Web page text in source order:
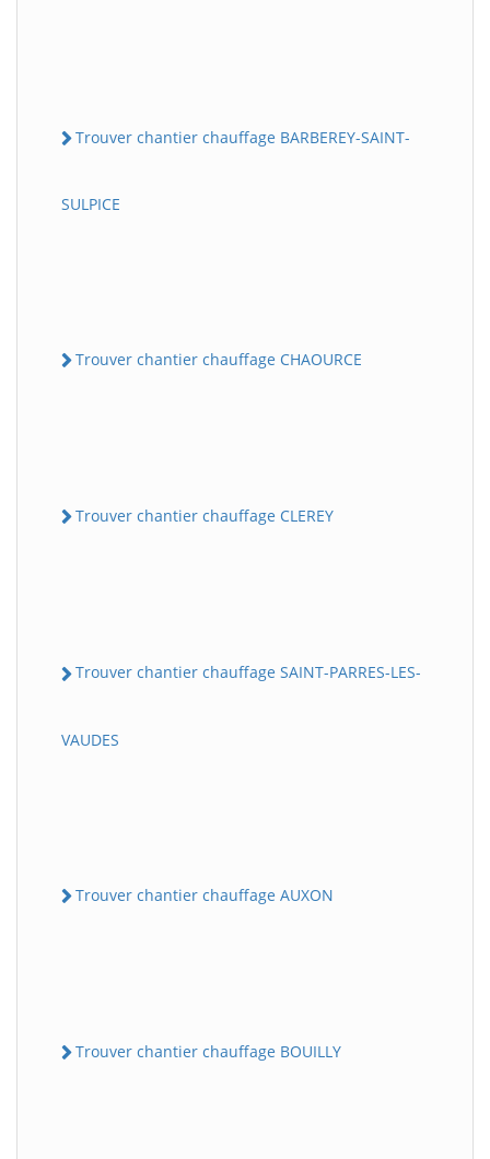
Trouver chantier chauffage BARBEREY-SAINT-
SULPICE
Trouver chantier chauffage CHAOURCE
Trouver chantier chauffage CLEREY
Trouver chantier chauffage SAINT-PARRES-LES-
VAUDES
Trouver chantier chauffage AUXON
Trouver chantier chauffage BOUILLY